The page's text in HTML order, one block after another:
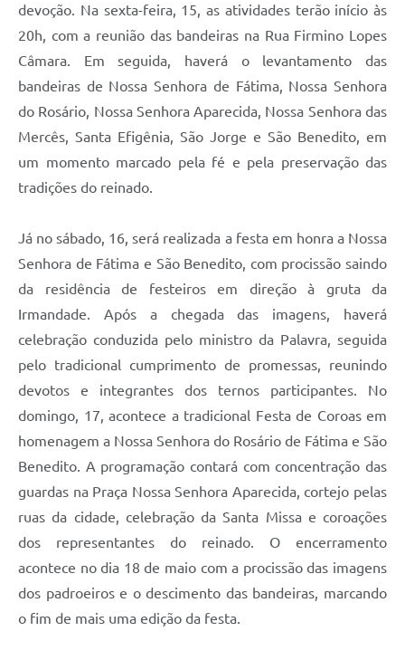
devoção. Na sexta-feira, 15, as atividades terão início às
20h, com a reunião das bandeiras na Rua Firmino Lopes
Câmara. Em seguida, haverá o levantamento das
bandeiras de Nossa Senhora de Fátima, Nossa Senhora
do Rosário, Nossa Senhora Aparecida, Nossa Senhora das
Mercês, Santa Efigênia, São Jorge e São Benedito, em
um momento marcado pela fé e pela preservação das
tradições do reinado.
Já no sábado, 16, será realizada a festa em honra a Nossa
Senhora de Fátima e São Benedito, com procissão saindo
da residência de festeiros em direção à gruta da
Irmandade. Após a chegada das imagens, haverá
celebração conduzida pelo ministro da Palavra, seguida
pelo tradicional cumprimento de promessas, reunindo
devotos e integrantes dos ternos participantes. No
domingo, 17, acontece a tradicional Festa de Coroas em
homenagem a Nossa Senhora do Rosário de Fátima e São
Benedito. A programação contará com concentração das
guardas na Praça Nossa Senhora Aparecida, cortejo pelas
ruas da cidade, celebração da Santa Missa e coroações
dos representantes do reinado. O encerramento
acontece no dia 18 de maio com a procissão das imagens
dos padroeiros e o descimento das bandeiras, marcando
o fim de mais uma edição da festa.